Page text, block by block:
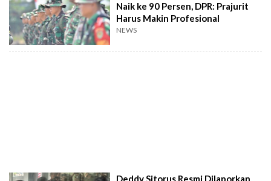
Naik ke 90 Persen, DPR: Prajurit
Harus Makin Profesional
NEWS
Deddy Sitorus Resmi Dilaporkan